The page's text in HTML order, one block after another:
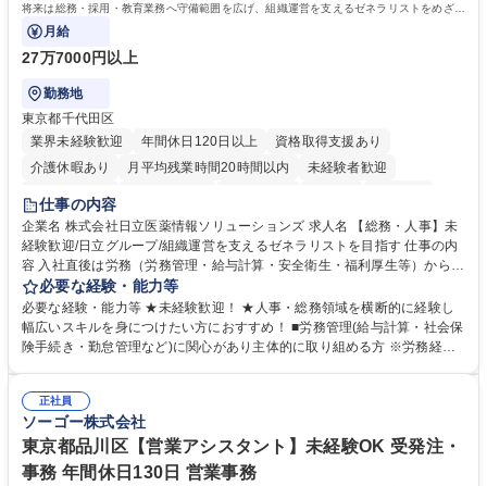
将来は総務・採用・教育業務へ守備範囲を広げ、組織運営を支えるゼネラリストをめざせ
ます。
月給
27万7000円以上
勤務地
東京都千代田区
業界未経験歓迎
年間休日120日以上
資格取得支援あり
介護休暇あり
月平均残業時間20時間以内
未経験者歓迎
住宅手当あり
育休あり
完全週休2日制 交通費支給 土日祝休み 寮・社宅あり
仕事の内容
企業名 株式会社日立医薬情報ソリューションズ 求人名 【総務・人事】未
経験歓迎/日立グループ/組織運営を支えるゼネラリストを目指す 仕事の内
容 入社直後は労務（労務管理・給与計算・安全衛生・福利厚生等）からお
任せいたします。将来は総務・採用・教育業務へ守備範囲を広げ、組織運
営を支えるゼネラリストをめざせます。 ・初期業務：労働時間管理、給与
計算、社会保険対応、福利厚生管理、安全衛生、健康経営推進等をお任せ
します。ご経験に応じて、休職者管理など、幅広く経験を積んでいただき
幅広く経験を積みたい意欲がある方に最適な環境です。 募集職種 【総
務・人事】未経験歓迎/日立グループ/組織運営を支えるゼネラリストを目
指す
必要な経験・能力等
必要な経験・能力等 ★未経験歓迎！ ★人事・総務領域を横断的に経験し
幅広いスキルを身につけたい方におすすめ！ ■労務管理(給与計算・社会保
険手続き・勤怠管理など)に関心があり主体的に取り組める方 ※労務経験
のご経験 ■労務管理（給与計算・社会保険手続き・勤怠管理など）の経験
■衛生管理者の資格をお持ちの方 学歴・資格 学歴：大学院 大学 高専 短大
専修学校 高校 語学力： 資格：
正社員
ソーゴー株式会社
東京都品川区【営業アシスタント】未経験OK 受発注・
事務 年間休日130日 営業事務